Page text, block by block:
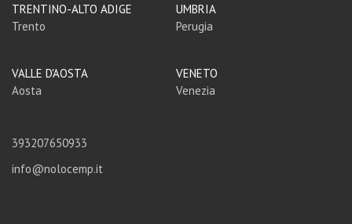
TRENTINO-ALTO ADIGE
Trento
UMBRIA
Perugia
VALLE D'AOSTA
Aosta
VENETO
Venezia
393207650933
info@nolocemp.it